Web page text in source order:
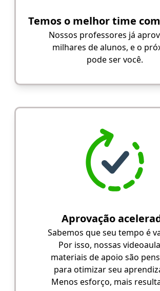
Temos o melhor time
Nossos professores já
milhares de alunos, e o
pode ser você.
Aprovação
Sabemos que seu tempo é
Por isso, nossas
materiais de apoio são
para otimizar seu
Menos esforço, mais